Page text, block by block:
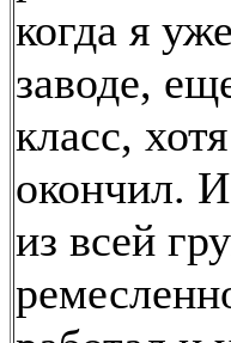
когда я
заводе,
класс,
окончил.
из всей